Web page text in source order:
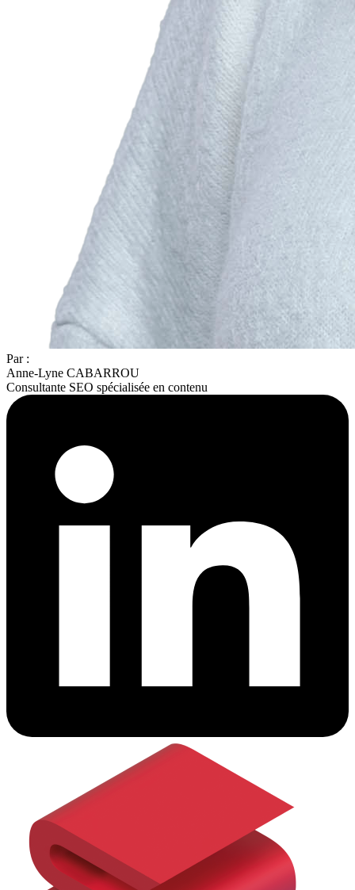
Par :
Anne-Lyne CABARROU
Consultante SEO spécialisée en contenu